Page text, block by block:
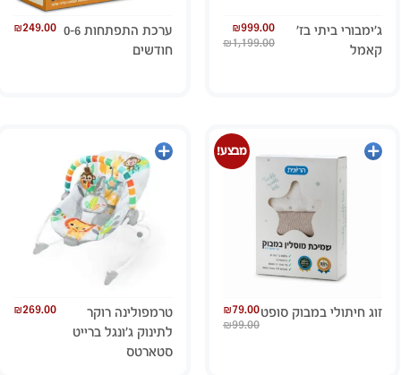
ג’ימבורי ביתי בז’
קאמל
₪1,199.00
₪999.00
ערכת התפתחות 0-6
חודשים
₪249.00
מבצע!
זוג חיתולי במבוק סופט
₪99.00
₪79.00
הוספה
לסל
טרמפולינה רוקר
לתינוק ג’ונגל ברייט
סטארטס
₪269.00
מידע
נוסף